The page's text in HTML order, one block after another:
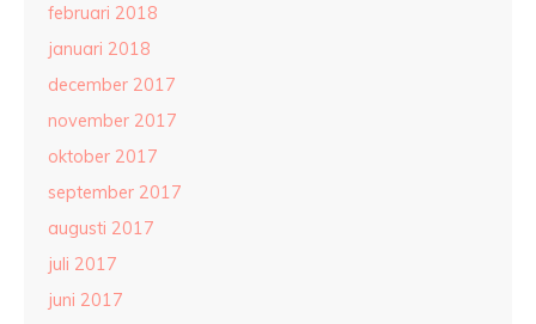
februari 2018
januari 2018
december 2017
november 2017
oktober 2017
september 2017
augusti 2017
juli 2017
juni 2017